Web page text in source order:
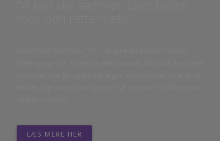
LÆS MERE HER